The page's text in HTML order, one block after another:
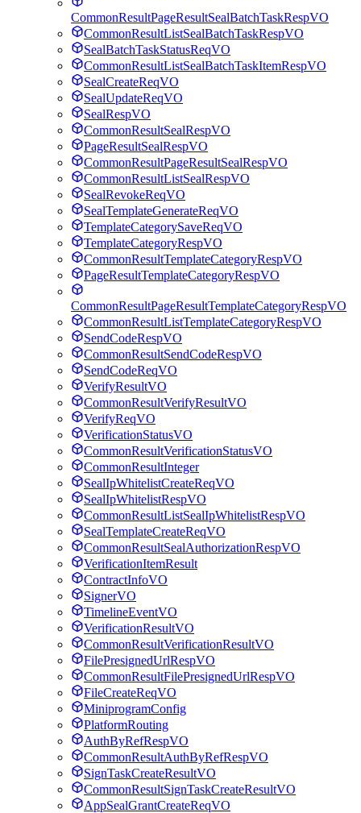
CommonResultPageResultSealBatchTaskRespVO
CommonResultListSealBatchTaskRespVO
SealBatchTaskStatusReqVO
CommonResultListSealBatchTaskItemRespVO
SealCreateReqVO
SealUpdateReqVO
SealRespVO
CommonResultSealRespVO
PageResultSealRespVO
CommonResultPageResultSealRespVO
CommonResultListSealRespVO
SealRevokeReqVO
SealTemplateGenerateReqVO
TemplateCategorySaveReqVO
TemplateCategoryRespVO
CommonResultTemplateCategoryRespVO
PageResultTemplateCategoryRespVO
CommonResultPageResultTemplateCategoryRespVO
CommonResultListTemplateCategoryRespVO
SendCodeRespVO
CommonResultSendCodeRespVO
SendCodeReqVO
VerifyResultVO
CommonResultVerifyResultVO
VerifyReqVO
VerificationStatusVO
CommonResultVerificationStatusVO
CommonResultInteger
SealIpWhitelistCreateReqVO
SealIpWhitelistRespVO
CommonResultListSealIpWhitelistRespVO
SealTemplateCreateReqVO
CommonResultSealAuthorizationRespVO
VerificationItemResult
ContractInfoVO
SignerVO
TimelineEventVO
VerificationResultVO
CommonResultVerificationResultVO
FilePresignedUrlRespVO
CommonResultFilePresignedUrlRespVO
FileCreateReqVO
MiniprogramConfig
PlatformRouting
AuthByRefRespVO
CommonResultAuthByRefRespVO
SignTaskCreateResultVO
CommonResultSignTaskCreateResultVO
AppSealGrantCreateReqVO